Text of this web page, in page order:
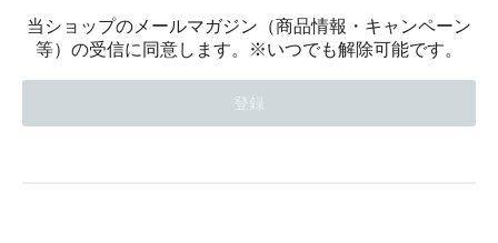
当ショップのメールマガジン（商品情報・キャンペーン
等）の受信に同意します。※いつでも解除可能です。